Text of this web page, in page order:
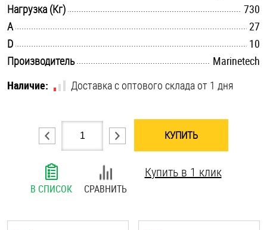
Хомуты
Шпильки
Шплинты
Штифты и пальцы
Нагрузка (Кг)
730
A
27
D
10
Производитель
Marinetech
Наличие:
Доставка с оптового склада от 1 дня
КУПИТЬ
В СПИСОК СРАВНИТЬ
Купить в 1 клик